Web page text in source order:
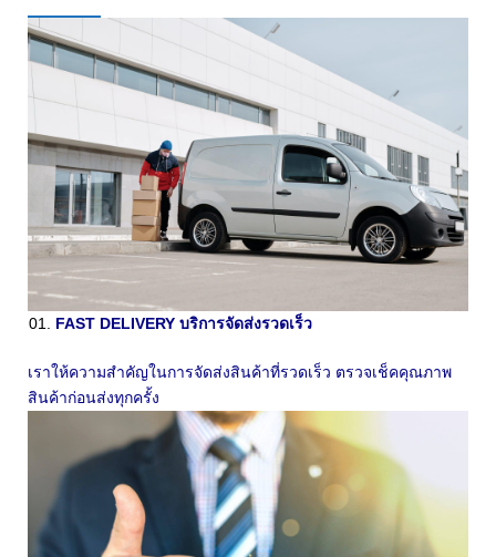
FAST DELIVERY บริการจัดส่งรวดเร็ว
เราให้ความสำคัญในการจัดส่งสินค้าที่รวดเร็ว ตรวจเช็คคุณภาพ
สินค้าก่อนส่งทุกครั้ง